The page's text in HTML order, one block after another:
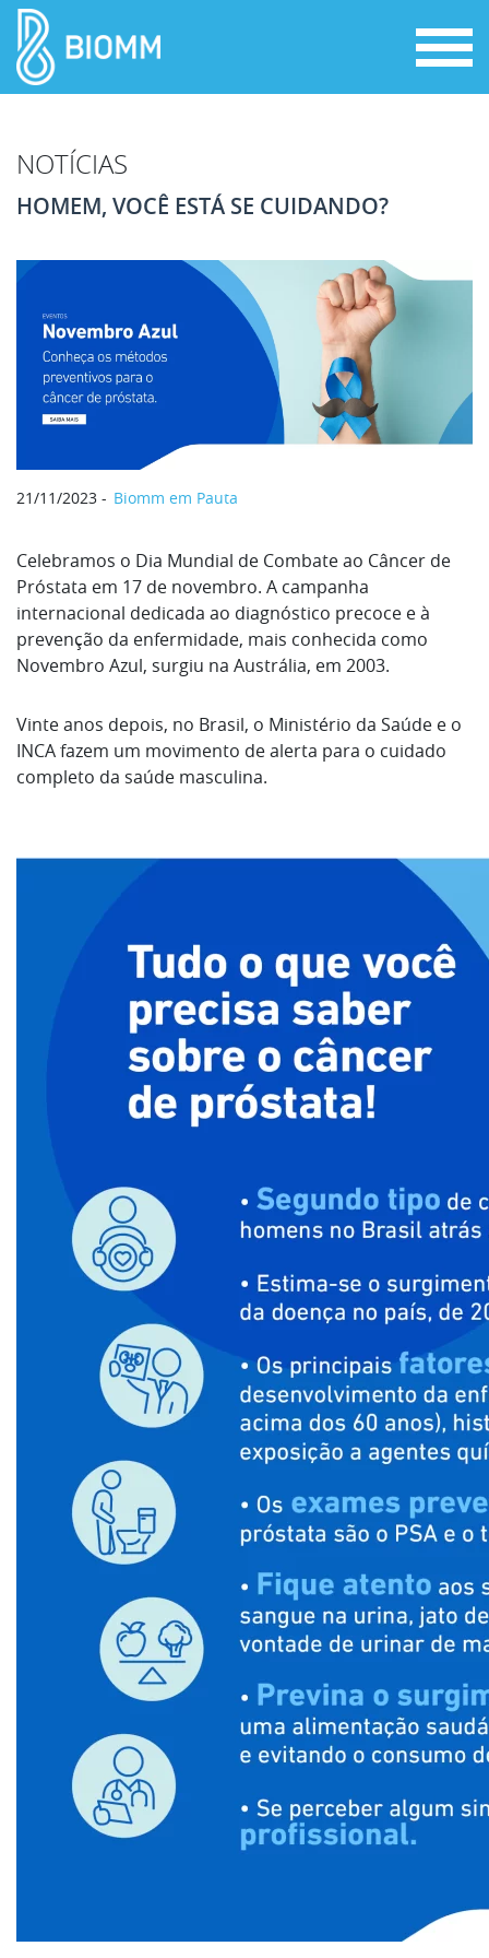
NOTÍCIAS
HOMEM, VOCÊ ESTÁ SE CUIDANDO?
21/11/2023 Biomm em Pauta
Celebramos o Dia Mundial de Combate ao Câncer de
Próstata em 17 de novembro. A campanha
internacional dedicada ao diagnóstico precoce e à
prevenção da enfermidade, mais conhecida como
Novembro Azul, surgiu na Austrália, em 2003.
Vinte anos depois, no Brasil, o Ministério da Saúde e o
INCA fazem um movimento de alerta para o cuidado
completo da saúde masculina.